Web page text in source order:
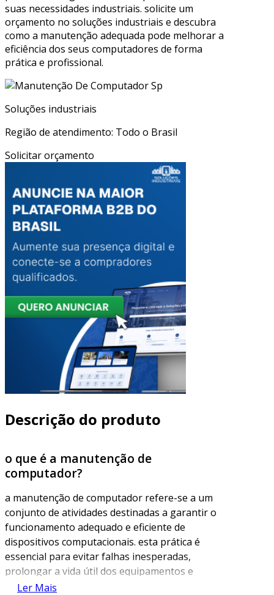
suas necessidades industriais. solicite um
orçamento no soluções industriais e descubra
como a manutenção adequada pode melhorar a
eficiência dos seus computadores de forma
prática e profissional.
Soluções industriais
Região de atendimento: Todo o Brasil
Solicitar orçamento
Descrição do produto
o que é a manutenção de
computador?
a manutenção de computador refere-se a um
conjunto de atividades destinadas a garantir o
funcionamento adequado e eficiente de
dispositivos computacionais. esta prática é
essencial para evitar falhas inesperadas,
prolongar a vida útil dos equipamentos e
garantir que as informações armazenadas
Ler Mais